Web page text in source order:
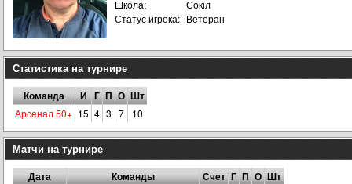
Школа:
Сокіл
Статус игрока: Ветеран
Статистика на турнире
Команда И Г П О Шт
Арсенал 50+ 15 4 3 7 10
Матчи на турнире
Дата Команды Счет Г П О Шт